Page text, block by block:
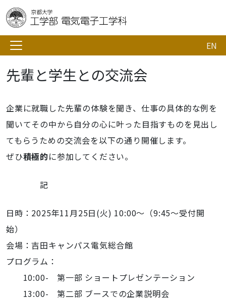
EN
先輩と学生との交流会
企業に就職した先輩の体験を聞き、仕事の具体的な例を
聞いてその中から自分の心に叶った目指すものを見出し
てもらうための交流会を以下の通り開催します。
ぜひ積極的に参加してください。
記
日時：2025年11月25日(火) 10:00～（9:45～受付開
始）
会場：吉田キャンパス電気総合館
プログラム：
10:00- 第一部 ショートプレゼンテーション
13:00- 第二部 ブースでの企業説明会